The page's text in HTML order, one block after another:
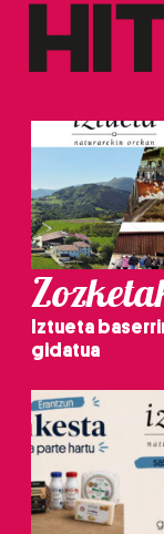
Iztueta
gidatua